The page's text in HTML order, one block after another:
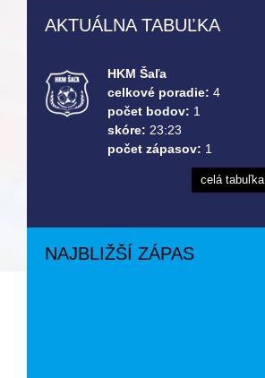
AKTUÁLNA TABUĽKA
HKM Šaľa
celkové poradie: 4
počet bodov: 1
skóre: 23:23
počet zápasov: 1
celá tabuľka
NAJBLIŽŠÍ ZÁPAS